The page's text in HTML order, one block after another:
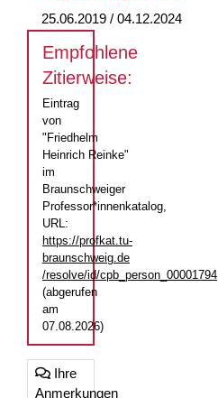
25.06.2019 / 04.12.2024
Empfohlene
Zitierweise:
Eintrag
von
"Friedhelm
Heinrich Reinke"
im
Braunschweiger
Professor*innenkatalog,
URL:
https://profkat.tu-
braunschweig.de
/resolve/id/cpb_person_00001794
(abgerufen
am
07.08.2026)
Ihre
Anmerkungen